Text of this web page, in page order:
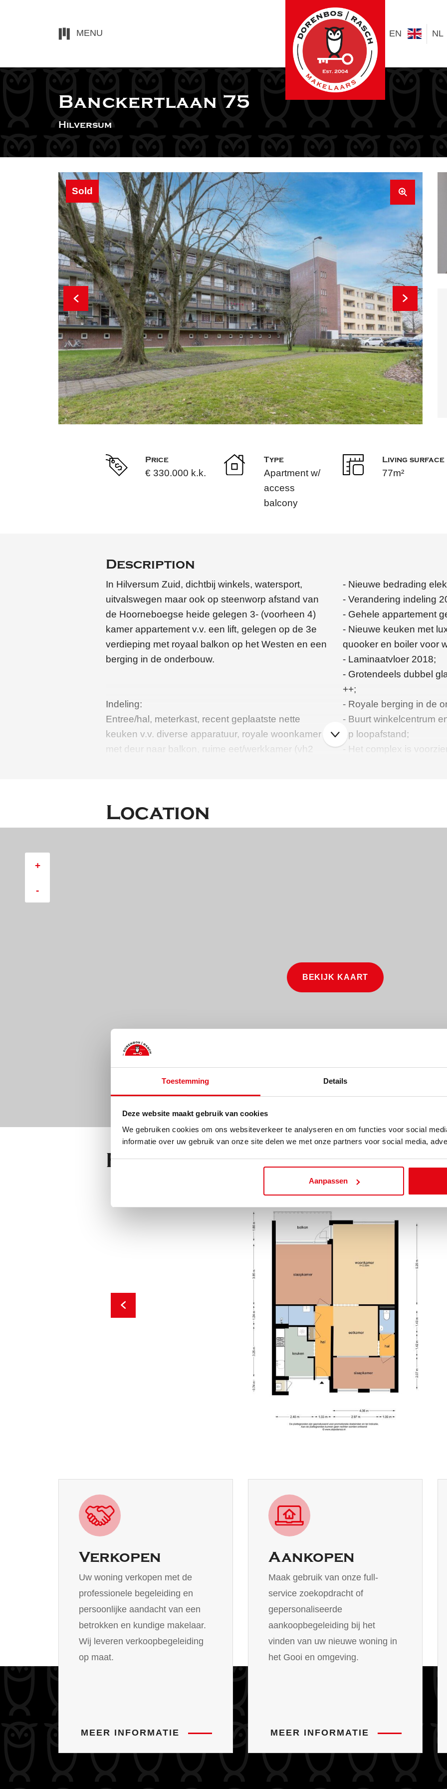
Toestemming Details
Deze website maakt gebruik van cookies
We gebruiken cookies om ons websiteverkeer te analyseren en om functies voor social
informatie over uw gebruik van onze site delen we met onze partners voor social media,
Aanpassen
MENU EN NL
Banckertlaan 75
Hilversum
Sold
Price
€ 330.000 k.k.
Type
Apartment w/
access
balcony
Living surface
77m²
Description
In Hilversum Zuid, dichtbij winkels, watersport,
uitvalswegen maar ook op steenworp afstand van
de Hoorneboegse heide gelegen 3- (voorheen 4)
kamer appartement v.v. een lift, gelegen op de 3e
verdieping met royaal balkon op het Westen en een
berging in de onderbouw.
Indeling:
Entree/hal, meterkast, recent geplaatste nette
keuken v.v. diverse apparatuur, royale woonkamer
met deur naar balkon, ruime eet/werkkamer (vh2
wastafelmeubel.
- Nieuwe bedrading
- Verandering indeling
- Gehele appartement
- Nieuwe keuken met
quooker en boiler voor
- Laminaatvloer 2018;
- Grotendeels dubbel
++;
- Royale berging in de
- Buurt winkelcentrum
op loopafstand;
- Het complex is
Location
BEKIJK KAART
+
-
Floor plans
Verkopen
Uw woning verkopen met de
professionele begeleiding en
persoonlijke aandacht van een
betrokken en kundige makelaar.
Wij leveren verkoopbegeleiding
op maat.
MEER INFORMATIE
Aankopen
Maak gebruik van onze full-
service zoekopdracht of
gepersonaliseerde
aankoopbegeleiding bij het
vinden van uw nieuwe woning in
het Gooi en omgeving.
MEER INFORMATIE